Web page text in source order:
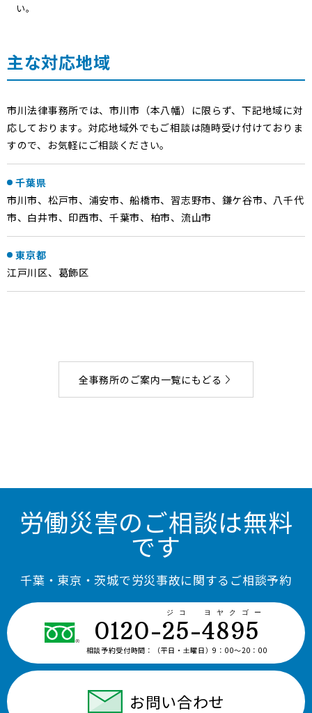
い。
主な対応地域
市川法律事務所では、市川市（本八幡）に限らず、下記地域に対
応しております。対応地域外でもご相談は随時受け付けておりま
すので、お気軽にご相談ください。
千葉県
市川市、松戸市、浦安市、船橋市、習志野市、鎌ケ谷市、八千代
市、白井市、印西市、千葉市、柏市、流山市
東京都
江戸川区、葛飾区
全事務所のご案内一覧にもどる
労働災害のご相談は無料
です
千葉・東京・茨城で労災事故に関するご相談予約
0120-25-4895
ジコ ヨヤクゴー
相談予約受付時間： （平日・土曜日）9：00〜20：00
お問い合わせ